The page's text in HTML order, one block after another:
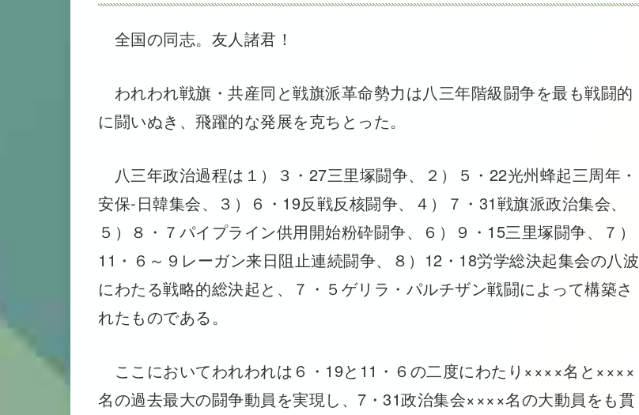
全国の同志。友人諸君！
われわれ戦旗・共産同と戦旗派革命勢力は八三年階級闘争を最も戦闘的
に闘いぬき、飛躍的な発展を克ちとった。
八三年政治過程は１）３・27三里塚闘争、２）５・22光州蜂起三周年・
安保-日韓集会、３）６・19反戦反核闘争、４）７・31戦旗派政治集会、
５）８・７パイプライン供用開始粉砕闘争、６）９・15三里塚闘争、７）
11・６～９レーガン来日阻止連続闘争、８）12・18労学総決起集会の八波
にわたる戦略的総決起と、７・５ゲリラ・パルチザン戦闘によって構築さ
れたものである。
ここにおいてわれわれは６・19と11・６の二度にわたり××××名と××××
名の過去最大の闘争動員を実現し、7・31政治集会××××名の大動員をも貫